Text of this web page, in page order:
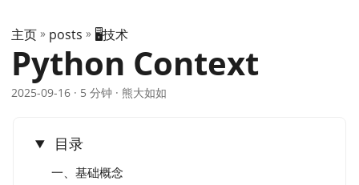
主页 » posts » 🖥️技术
Python Context
2025-09-16 · 5 分钟 · 熊大如如
目录
一、基础概念